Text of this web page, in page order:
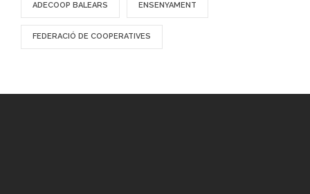
ADECOOP BALEARS ENSENYAMENT
FEDERACIÓ DE COOPERATIVES